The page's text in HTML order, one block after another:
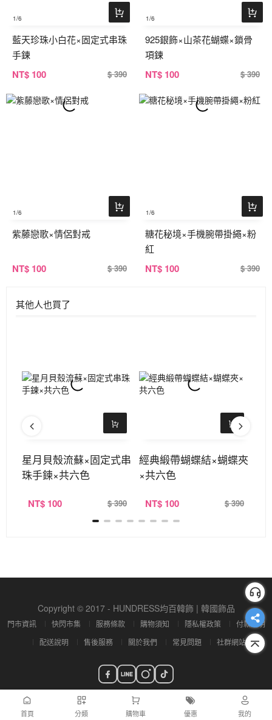
1/6
藍天珍珠小白花×固定式串珠
手鍊
NT$ 100 $ 390
1/6
925銀飾×山茶花蝴蝶×鎖骨
項鍊
NT$ 100 $ 390
1/6
紫藤戀歌×情侶對戒
NT$ 100 $ 390
1/6
糖花秘境×手機腕帶掛繩×粉
紅
NT$ 100 $ 390
其他人也買了
星月貝殼流蘇×固定式串
珠手鍊×共六色
NT$ 100 $ 390
經典緞帶蝴蝶結×蝴蝶夾
×共六色
NT$ 100 $ 390
首頁 分類 購物車 優惠 我的
Copyright © 2017 - HUNDRESS均百韓飾 | 韓國飾品
門市資訊 快閃市集 服務條款 購物須知 隱私權政策
付款說明
配送說明
售後服務 關於我們 常見問題 社群網站